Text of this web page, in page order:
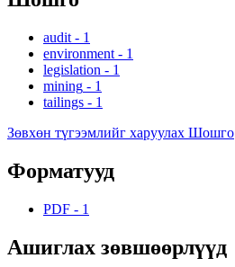
audit - 1
environment - 1
legislation - 1
mining - 1
tailings - 1
Зөвхөн түгээмлийг харуулах Шошго
Форматууд
PDF - 1
Ашиглах зөвшөөрлүүд